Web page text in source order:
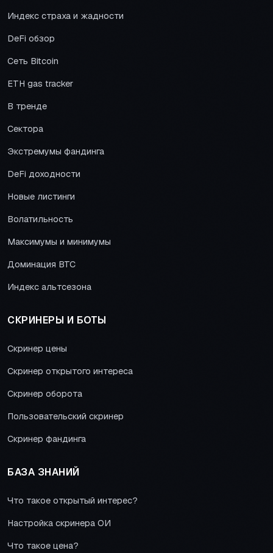
Индекс страха и жадности
DeFi обзор
Сеть Bitcoin
ETH gas tracker
В тренде
Сектора
Экстремумы фандинга
DeFi доходности
Новые листинги
Волатильность
Максимумы и минимумы
Доминация BTC
Индекс альтсезона
СКРИНЕРЫ И БОТЫ
Скринер цены
Скринер открытого интереса
Скринер оборота
Пользовательский скринер
Скринер фандинга
БАЗА ЗНАНИЙ
Что такое открытый интерес?
Настройка скринера ОИ
Что такое цена?